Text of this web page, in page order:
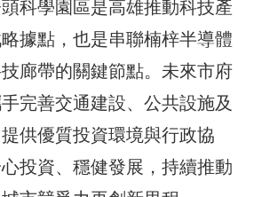
科學園區是高雄推動科技產
據點，也是串聯楠梓半導體
廊帶的關鍵節點。未來市府
完善交通建設、公共設施及
供優質投資環境與行政協
投資、穩健發展，持續推動